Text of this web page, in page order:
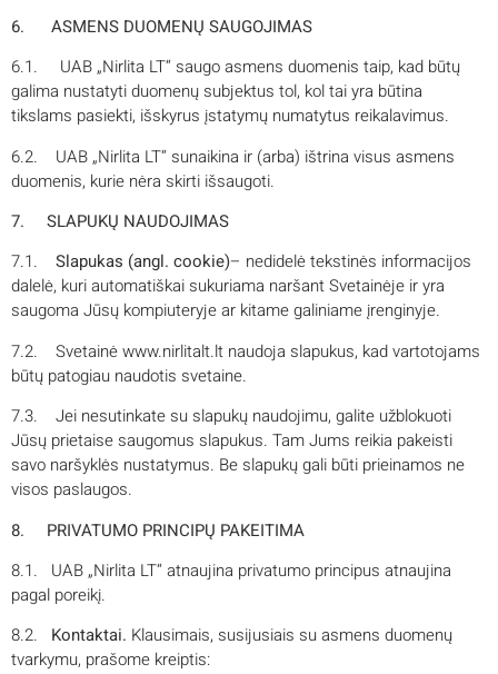
6. ASMENS DUOMENŲ SAUGOJIMAS
6.1. UAB „Nirlita LT“ saugo asmens duomenis taip, kad būtų
galima nustatyti duomenų subjektus tol, kol tai yra būtina
tikslams pasiekti, išskyrus įstatymų numatytus reikalavimus.
6.2. UAB „Nirlita LT“ sunaikina ir (arba) ištrina visus asmens
duomenis, kurie nėra skirti išsaugoti.
7. SLAPUKŲ NAUDOJIMAS
7.1.
Slapukas (angl. cookie)– nedidelė tekstinės informacijos
dalelė, kuri automatiškai sukuriama naršant Svetainėje ir yra
saugoma Jūsų kompiuteryje ar kitame galiniame įrenginyje.
7.2. Svetainė www.nirlitalt.lt naudoja slapukus, kad vartotojams
būtų patogiau naudotis svetaine.
7.3. Jei nesutinkate su slapukų naudojimu, galite užblokuoti
Jūsų prietaise saugomus slapukus. Tam Jums reikia pakeisti
savo naršyklės nustatymus. Be slapukų gali būti prieinamos ne
visos paslaugos.
8. PRIVATUMO PRINCIPŲ PAKEITIMA
8.1. UAB „Nirlita LT“ atnaujina privatumo principus atnaujina
pagal poreikį.
8.2.
Kontaktai. Klausimais, susijusiais su asmens duomenų
tvarkymu, prašome kreiptis: